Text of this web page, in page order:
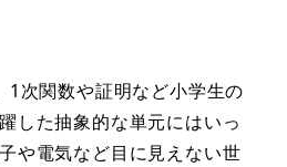
1次関数や証明など小学生の
した抽象的な単元にはいっ
や電気など目に見えない世